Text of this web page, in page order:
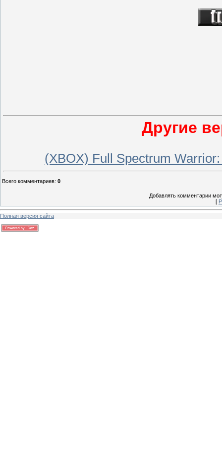
Другие
(XBOX) Full Spectrum
Всего комментариев: 0
Добавлять комментарии
[
Полная версия сайта